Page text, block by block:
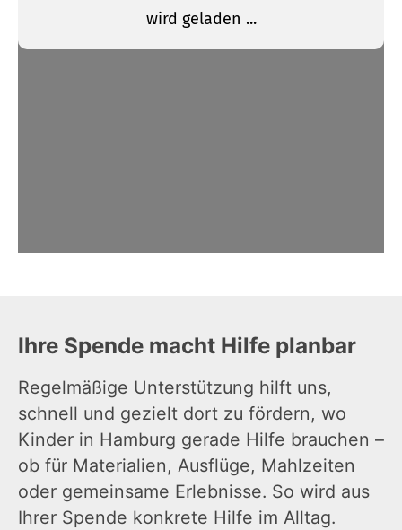
Ihre Spende macht Hilfe planbar
Regelmäßige Unterstützung hilft uns,
schnell und gezielt dort zu fördern, wo
Kinder in Hamburg gerade Hilfe brauchen –
ob für Materialien, Ausflüge, Mahlzeiten
oder gemeinsame Erlebnisse. So wird aus
Ihrer Spende konkrete Hilfe im Alltag.